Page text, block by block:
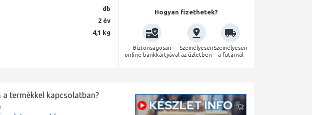
db
2 év
4,1 kg
Hogyan fizethetek?
Biztonságosan
online bankkártyával
Személyesen
az üzletben
Személyesen
a futárnál
a termékkel kapcsolatban?